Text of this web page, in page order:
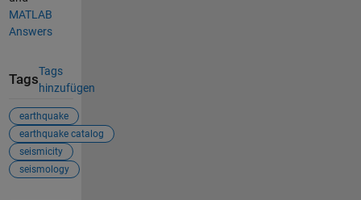
MATLAB
Answers
Tags
Tags
hinzufügen
earthquake
earthquake catalog
seismicity
seismology